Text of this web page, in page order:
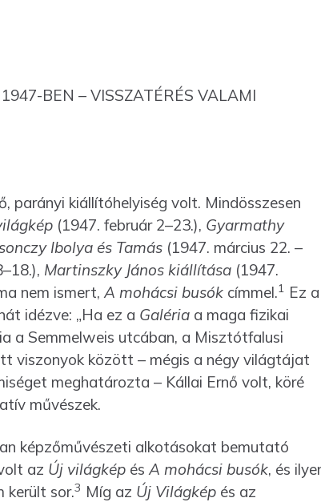
BEN – VISSZATÉRÉS VALAMI
parányi kiállítóhelyiség volt. Mindösszesen
(1947. február 2–23.), Gyarmathy
Ibolya és Tamás(1947. március 22. –
Martinszky János kiállítása(1947.
nem ismert,A mohácsi busókcímmel.1 Ez a
idézve: „Ha ez a Galériaa maga fizikai
a Semmelweis utcában, a Misztótfalusi
viszonyok között – mégis a négy világtájat
meghatározta – Kállai Ernő volt, köré
művészek.
képzőművészeti alko­tásokat bemutató
az Új világképésA mohácsi busók, és
került sor.3 Míg az Új Világképés az